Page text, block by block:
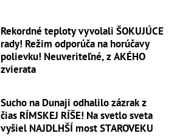
Rekordné teploty vyvolali ŠOKUJÚCE
rady! Režim odporúča na horúčavy
polievku! Neuveriteľné, z AKÉHO
zvierata
Sucho na Dunaji odhalilo zázrak z
čias RÍMSKEJ RÍŠE! Na svetlo sveta
vyšiel NAJDLHŠÍ most STAROVEKU